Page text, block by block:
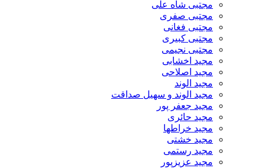
مجتبی شاه علی
مجتبی صفری
مجتبی فغانی
مجتبی کبیری
مجتبی نجیمی
مجید اخشابی
مجید اصلاحی
مجید الوند‎
مجید الوند و سهیل صداقت
مجید جعفر پور
مجید حائری
مجید خراطها
مجید خشتی
مجید رستمی
مجید عزیزپور